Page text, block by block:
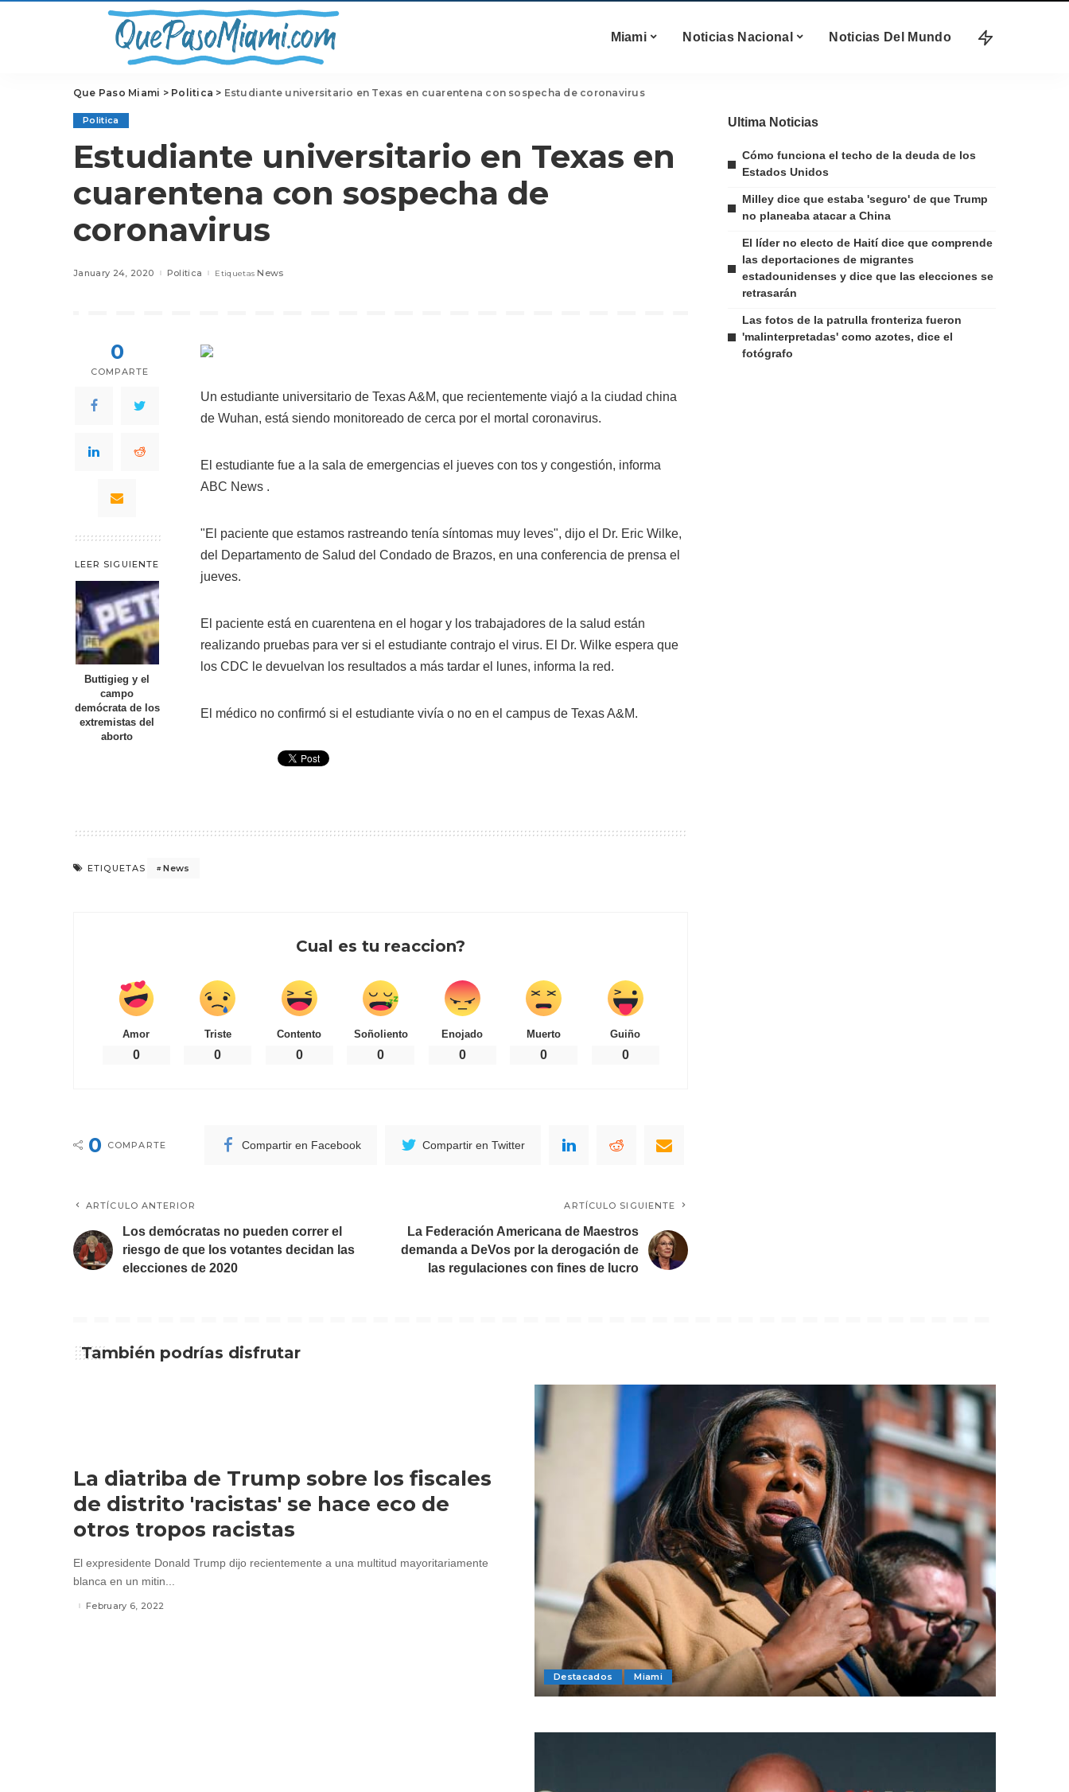
Miami Noticias Nacional Noticias Del Mundo
Que Paso Miami > Politica > Estudiante universitario en Texas en cuarentena con sospecha de coronavirus
Politica
Estudiante universitario en Texas en
cuarentena con sospecha de
coronavirus
January 24, 2020 Politica Etiquetas News
0
COMPARTE
LEER SIGUIENTE
Buttigieg y el
campo
demócrata de los
extremistas del
aborto
Un estudiante universitario de Texas A&M, que recientemente viajó a la ciudad china
de Wuhan, está siendo monitoreado de cerca por el mortal coronavirus.
El estudiante fue a la sala de emergencias el jueves con tos y congestión, informa
ABC News .
"El paciente que estamos rastreando tenía síntomas muy leves", dijo el Dr. Eric Wilke,
del Departamento de Salud del Condado de Brazos, en una conferencia de prensa el
jueves.
El paciente está en cuarentena en el hogar y los trabajadores de la salud están
realizando pruebas para ver si el estudiante contrajo el virus. El Dr. Wilke espera que
los CDC le devuelvan los resultados a más tardar el lunes, informa la red.
El médico no confirmó si el estudiante vivía o no en el campus de Texas A&M.
ETIQUETAS News
Cual es tu reaccion?
Amor
0
Triste
0
Contento
0
Soñoliento
0
Enojado
0
Muerto
0
Guiño
0
0 COMPARTE Compartir en Facebook Compartir en Twitter
ARTÍCULO ANTERIOR
Los demócratas no pueden correr el
riesgo de que los votantes decidan las
elecciones de 2020
ARTÍCULO SIGUIENTE
La Federación Americana de Maestros
demanda a DeVos por la derogación de
las regulaciones con fines de lucro
Ultima Noticias
Cómo funciona el techo de la deuda de los
Estados Unidos
Milley dice que estaba 'seguro' de que Trump
no planeaba atacar a China
El líder no electo de Haití dice que comprende
las deportaciones de migrantes
estadounidenses y dice que las elecciones se
retrasarán
Las fotos de la patrulla fronteriza fueron
'malinterpretadas' como azotes, dice el
fotógrafo
También podrías disfrutar
Destacados Miami
La diatriba de Trump sobre los fiscales
de distrito 'racistas' se hace eco de
otros tropos racistas
El expresidente Donald Trump dijo recientemente a una multitud mayoritariamente
blanca en un mitin...
February 6, 2022